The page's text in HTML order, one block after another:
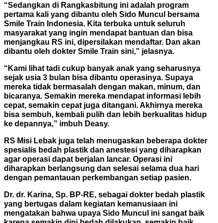
“Sedangkan di Rangkasbitung ini adalah program
pertama kali yang dibantu oleh Sido Muncul bersama
Smile Train Indonesia. Kita terbuka untuk seluruh
masyarakat yang ingin mendapat bantuan dan bisa
menjangkau RS ini, dipersilakan mendaftar. Dan akan
dibantu oleh dokter Smile Train sini,” jelasnya.
“Kami lihat tadi cukup banyak anak yang seharusnya
sejak usia 3 bulan bisa dibantu operasinya. Supaya
mereka tidak bermasalah dengan makan, minum, dan
bicaranya. Semakin mereka mendapat informasi lebih
cepat, semakin cepat juga ditangani. Akhirnya mereka
bisa sembuh, kembali pulih dan lebih berkualitas hidup
ke depannya,” imbuh Deasy.
RS Misi Lebak juga telah menugaskan beberapa dokter
spesialis bedah plastik dan anestesi yang diharapkan
agar operasi dapat berjalan lancar. Operasi ini
diharapkan berlangsung dan selesai selama dua hari
dengan pemantauan perkembangan setiap pasien.
Dr. dr. Karina, Sp. BP-RE, sebagai dokter bedah plastik
yang bertugas dalam kegiatan kemanusiaan ini
mengatakan bahwa upaya Sido Muncul ini sangat baik